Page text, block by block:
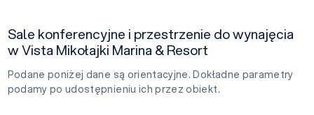
Sale konferencyjne i przestrzenie do wynajęcia
w Vista Mikołajki Marina & Resort
Podane poniżej dane są orientacyjne. Dokładne parametry
podamy po udostępnieniu ich przez obiekt.